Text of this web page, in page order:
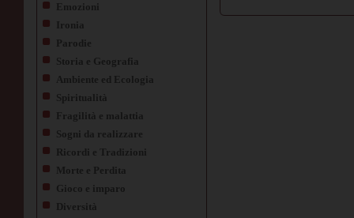
Emozioni
Ironia
Parodie
Storia e Geografia
Ambiente ed Ecologia
Spiritualità
Fragilità e malattia
Sogni da realizzare
Ricordi e Tradizioni
Morte e Perdita
Gioco e imparo
Diversità